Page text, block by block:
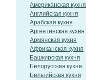
Американская кухня
Английская кухня
Арабская кухня
Аргентинская кухня
Армянская кухня
Африканская кухня
Башкирская кухня
Белорусская кухня
Бельгийская кухня